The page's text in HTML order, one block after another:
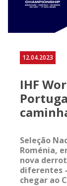
12.04.2023
IHF
Seleção
Roménia,
nova
diferentes
chegar ao